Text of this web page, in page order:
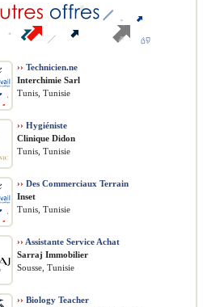
›› Technicien.ne
Interchimie Sarl
Tunis, Tunisie
›› Hygiéniste
Clinique Didon
Tunis, Tunisie
›› Des Commerciaux Terrain
Inset
Tunis, Tunisie
›› Assistante Service Achat
Sarraj Immobilier
Sousse, Tunisie
›› Biology Teacher